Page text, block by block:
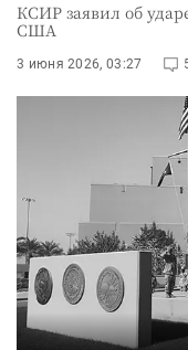
КСИР заявил об
США
3 июня 2026, 03:27